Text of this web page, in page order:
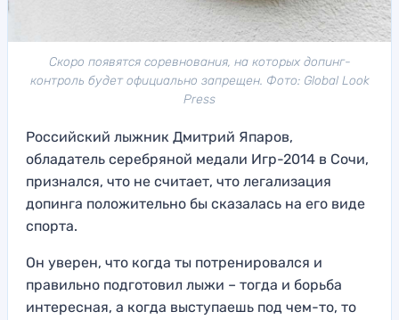
Скоро появятся соревнования, на которых допинг-
контроль будет официально запрещен. Фото: Global Look
Press
Российский лыжник Дмитрий Япаров,
обладатель серебряной медали Игр-2014 в Сочи,
признался, что не считает, что легализация
допинга положительно бы сказалась на его виде
спорта.
Он уверен, что когда ты потренировался и
правильно подготовил лыжи – тогда и борьба
интересная, а когда выступаешь под чем-то, то